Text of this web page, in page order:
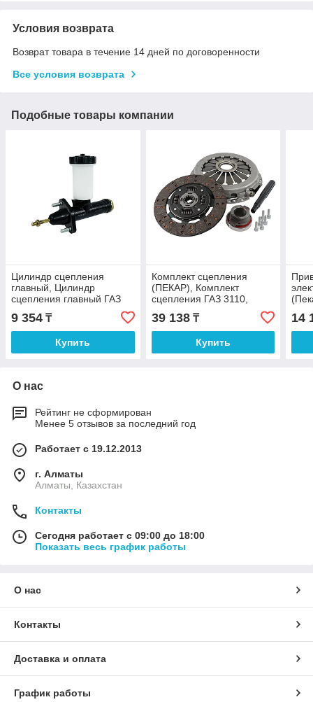
Условия возврата
Возврат товара в течение 14 дней по договоренности
Все условия возврата
Подобные товары компании
Цилиндр сцепления
главный, Цилиндр
сцепления главный ГАЗ
3102, 3110, 3302, 2705,
4301 ПЕКАР
9 354 ₸
Купить
Комплект сцепления
(ПЕКАР), Комплект
сцепления ГАЗ 3110,
3302, 2217 (ПЕКАР)
39 138₸
Купить
14
О нас
Рейтинг не сформирован
Менее 5 отзывов за последний год
Работает с 19.12.2013
г. Алматы
Алматы, Казахстан
Контакты
Сегодня работает с 09:00 до 18:00
Показать весь график работы
О нас
Контакты
Доставка и оплата
График работы